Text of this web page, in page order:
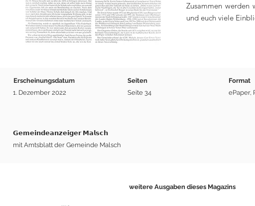
Zusammen werden
und euch viele
Erscheinungsdatum
1. Dezember 2022
Seiten
Seite 34
Format
ePaper,
𝗚𝗲𝗺𝗲𝗶𝗻𝗱𝗲𝗮𝗻𝘇𝗲𝗶𝗴𝗲𝗿 𝗠𝗮𝗹𝘀𝗰𝗵
mit Amtsblatt der Gemeinde Malsch
weitere Ausgaben dieses Magazins